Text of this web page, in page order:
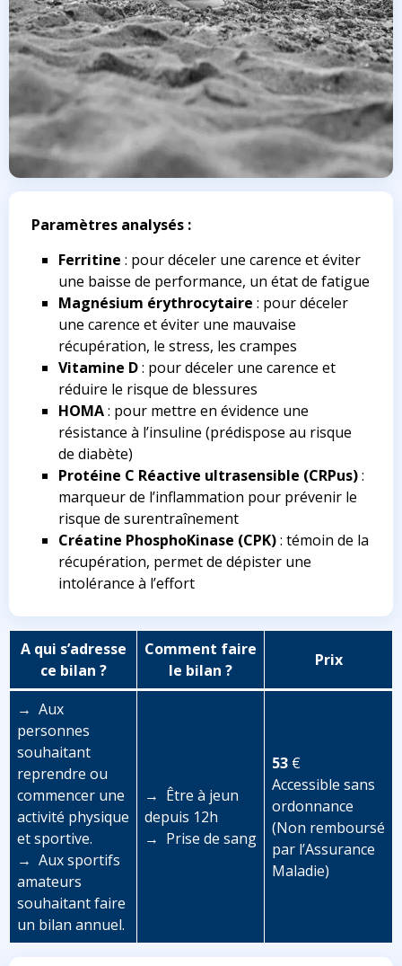
Paramètres analysés :
Ferritine : pour déceler une carence et éviter
une baisse de performance, un état de fatigue
Magnésium érythrocytaire : pour déceler
une carence et éviter une mauvaise
récupération, le stress, les crampes
Vitamine D: pour déceler une carence et
réduire le risque de blessures
HOMA: pour mettre en évidence une
résistance à l’insuline (prédispose au risque
de diabète)
Protéine C Réactive ultrasensible (CRPus):
marqueur de l’inflammation pour prévenir le
risque de surentraînement
Créatine PhosphoKinase (CPK): témoin de la
récupération, permet de dépister une
intolérance à l’effort
A qui s’adresse
ce bilan ?
Comment faire
le bilan ?
Prix
→ Aux
personnes
souhaitant
reprendre ou
commencer une
activité physique
et sportive.
→ Aux sportifs
amateurs
souhaitant faire
un bilan annuel.
→ Être à jeun
depuis 12h
→ Prise de sang
53 €
Accessible sans
ordonnance
(Non remboursé
par l’Assurance
Maladie)